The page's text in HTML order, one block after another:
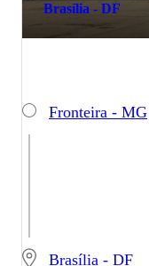
Brasília - DF
Fronteira - MG
Brasília - DF